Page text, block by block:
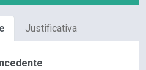
Justificativa